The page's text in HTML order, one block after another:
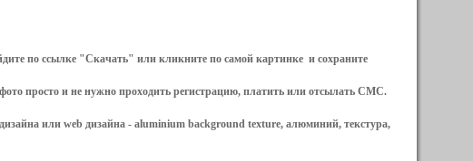
по ссылке "Скачать" или кликните по самой картинке и сохраните
просто и не нужно проходить регистрацию, платить или отсылать СМС.
или web дизайна - aluminium background texture, алюминий, текстура,